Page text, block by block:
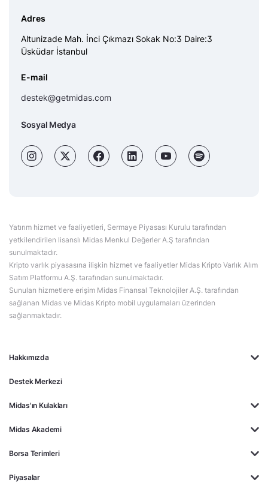
Hakkımızda
Destek Merkezi
Midas'ın Kulakları
Midas Akademi
Borsa Terimleri
Piyasalar
Adres
Altunizade Mah. İnci Çıkmazı Sokak No:3 Daire:3
Üsküdar İstanbul
E-mail
destek@getmidas.com
Sosyal Medya
Yatırım hizmet ve faaliyetleri, Sermaye Piyasası Kurulu tarafından
yetkilendirilen lisanslı Midas Menkul Değerler A.Ş tarafından
sunulmaktadır.
Kripto varlık piyasasına ilişkin hizmet ve faaliyetler Midas Kripto Varlık Alım
Satım Platformu A.Ş. tarafından sunulmaktadır.
Sunulan hizmetlere erişim Midas Finansal Teknolojiler A.Ş. tarafından
sağlanan Midas ve Midas Kripto mobil uygulamaları üzerinden
sağlanmaktadır.